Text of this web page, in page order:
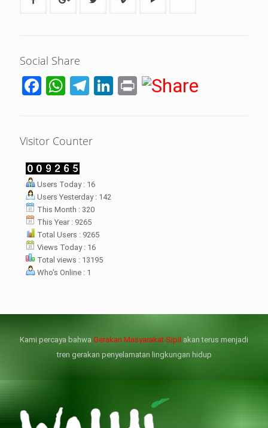
Social Share
Facebook
WhatsApp
Telegram
LinkedIn
Print
Visitor Counter
Users Today : 16
Users Yesterday : 142
This Month : 320
This Year : 9265
Total Users : 9265
Views Today : 16
Total views : 13195
Who's Online : 1
Desak
masyarakat dua desa
bukan merupakan
pertama ke
ATR/ BPN. Warga
kunjungan kali ini membuat
ATR/BPN
penyelesaian
agraria di desa mereka.
壯陽藥台灣購物
情感來說不管是ED患者自己還
性生活肯定都是非常不滿意的，
而鋼, 因此只要了解避免了以上禁
症，現有的臨床經驗來看，在醫
犀利士壯陽藥線上購買
康、動脈血管健康，使心臟動泵
窄，從而引起器質性勃起功能障
（陽痿）。犀利士的副作用類
，所以亦會加重犀利士副作用症
Kami percaya bahwa Gerakan Masyarakat Sipil akan terus menjadi
tren gerakan penyelamatan lingkungan hidup